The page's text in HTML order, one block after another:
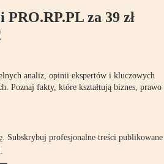
PRO.RP.PL za 39 zł
analiz, opinii ekspertów i kluczowych
Poznaj fakty, które kształtują biznes, prawo
Subskrybuj profesjonalne treści publikowane